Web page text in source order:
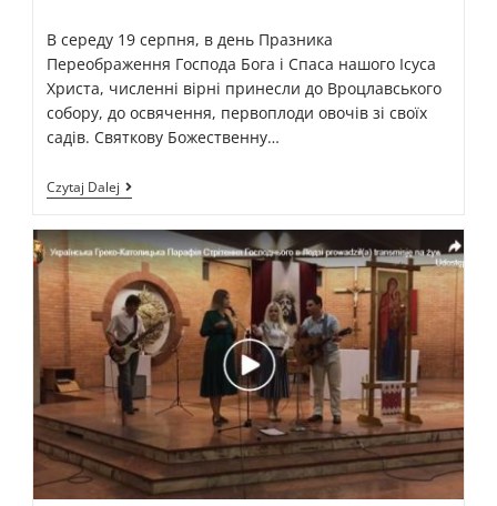
В середу 19 серпня, в день Празника
Переображення Господа Бога і Спаса нашого Ісуса
Христа, численні вірні принесли до Вроцлавського
собору, до освячення, первоплоди овочів зі своїх
садів. Святкову Божественну…
Czytaj Dalej